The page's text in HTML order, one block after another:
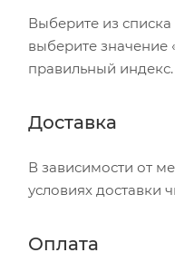
Выберите из
выберите значение
правильный индекс.
Доставка
В зависимости от
условиях доставки
Оплата